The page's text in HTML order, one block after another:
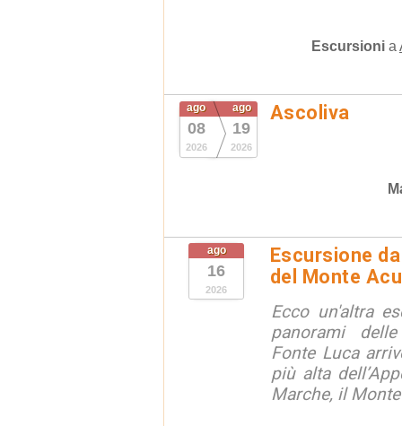
Escursioni a
ago
08
2026
ago
19
2026
Ascoliva
ago
16
2026
Escursione
del Monte
Ecco un'altra
panorami
Fonte Luca
più alta
Marche, il